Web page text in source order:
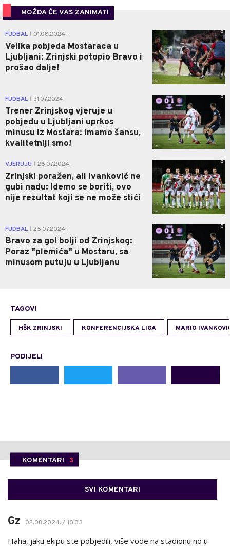
MOŽDA ĆE VAS ZANIMATI
FUDBAL 01.08.2024.
Velika pobjeda Mostaraca u
Ljubljani: Zrinjski potopio Bravo i
prošao dalje!
0
FUDBAL 31.07.2024.
Trener Zrinjskog vjeruje u
pobjedu u Ljubljani uprkos
minusu iz Mostara: Imamo šansu,
kvalitetniji smo!
0
VJERUJU 26.07.2024.
Zrinjski poražen, ali Ivanković ne
gubi nadu: Idemo se boriti, ovo
nije rezultat koji se ne može stići
0
FUDBAL 25.07.2024.
Bravo za gol bolji od Zrinjskog:
Poraz "plemića" u Mostaru, sa
minusom putuju u Ljubljanu
0
TAGOVI
HŠK ZRINJSKI KONFERENCIJSKA LIGA MARIO
PODIJELI
KOMENTARI 3
SVI KOMENTARI
Gz 02.08.2024. / 10:03
Haha, jaku ekipu ste pobjedili, više vode na stadionu no u